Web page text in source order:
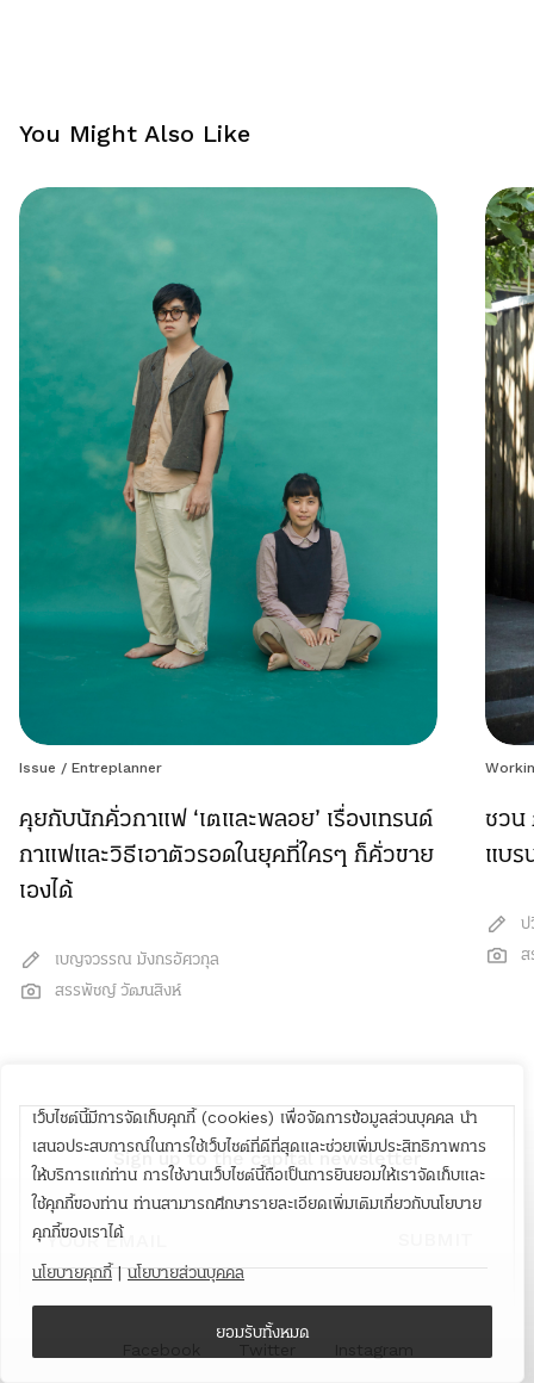
เว็บไซต์นี้มีการจัดเก็บคุกกี้ (cookies) เพื่อจัดการข้อมูลส่วนบุคคล นำ
เสนอประสบการณ์ในการใช้เว็บไซต์ที่ดีที่สุดและช่วยเพิ่มประสิทธิภาพการ
ให้บริการแก่ท่าน การใช้งานเว็บไซต์นี้ถือเป็นการยินยอมให้เราจัดเก็บและ
ใช้คุกกี้ของท่าน ท่านสามารถศึกษารายละเอียดเพิ่มเติมเกี่ยวกับนโยบาย
คุกกี้ของเราได้
นโยบายคุกกี้|นโยบายส่วนบุคคล
ยอมรับทั้งหมด
You Might Also Like
Issue / Entreplanner
คุยกับนักคั่วกาแฟ ‘เตและพลอย’ เรื่องเทรนด์
กาแฟและวิธีเอาตัวรอดในยุคที่ใครๆ ก็คั่วขาย
เองได้
เบญจวรรณ มังกรอัศวกุล
สรรพัชญ์ วัฒนสิงห์
ชวน
แบร
Sign up to the capital newsletter
YOUR EMAIL